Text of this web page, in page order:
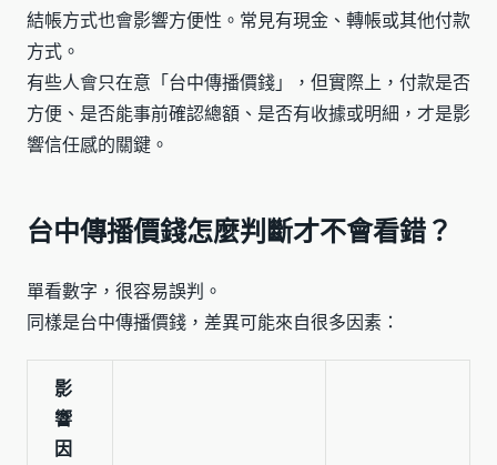
結帳方式也會影響方便性。常見有現金、轉帳或其他付款
方式。
有些人會只在意「台中傳播價錢」，但實際上，付款是否
方便、是否能事前確認總額、是否有收據或明細，才是影
響信任感的關鍵。
台中傳播價錢怎麼判斷才不會看錯？
單看數字，很容易誤判。
同樣是台中傳播價錢，差異可能來自很多因素：
影
響
因